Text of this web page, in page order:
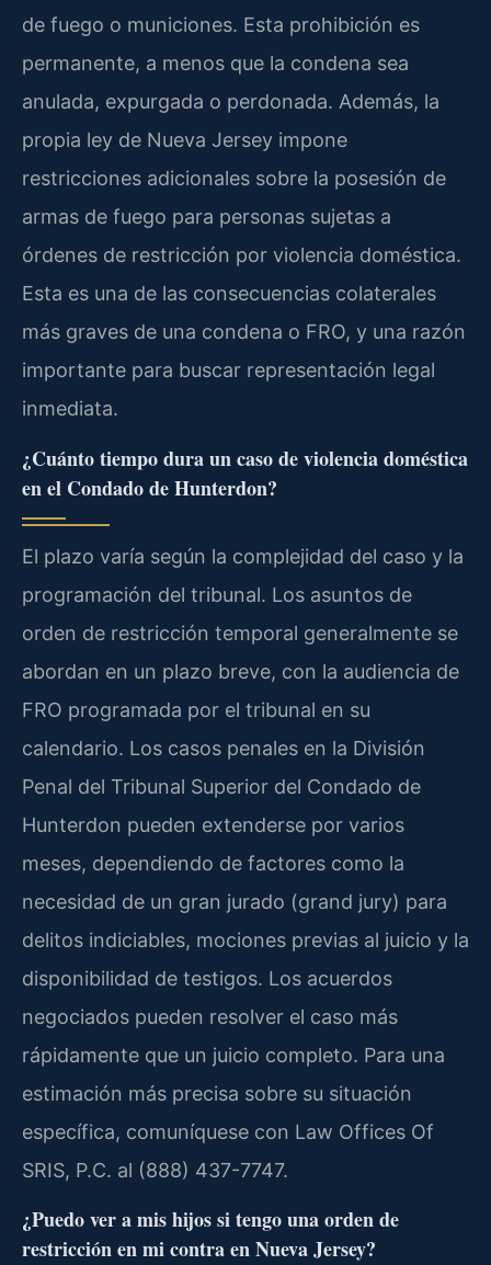
de fuego o municiones. Esta prohibición es
permanente, a menos que la condena sea
anulada, expurgada o perdonada. Además, la
propia ley de Nueva Jersey impone
restricciones adicionales sobre la posesión de
armas de fuego para personas sujetas a
órdenes de restricción por violencia doméstica.
Esta es una de las consecuencias colaterales
más graves de una condena o FRO, y una razón
importante para buscar representación legal
inmediata.
¿Cuánto tiempo dura un caso de violencia doméstica
en el Condado de Hunterdon?
El plazo varía según la complejidad del caso y la
programación del tribunal. Los asuntos de
orden de restricción temporal generalmente se
abordan en un plazo breve, con la audiencia de
FRO programada por el tribunal en su
calendario. Los casos penales en la División
Penal del Tribunal Superior del Condado de
Hunterdon pueden extenderse por varios
meses, dependiendo de factores como la
necesidad de un gran jurado (grand jury) para
delitos indiciables, mociones previas al juicio y la
disponibilidad de testigos. Los acuerdos
negociados pueden resolver el caso más
rápidamente que un juicio completo. Para una
estimación más precisa sobre su situación
específica, comuníquese con Law Offices Of
SRIS, P.C. al (888) 437-7747.
¿Puedo ver a mis hijos si tengo una orden de
restricción en mi contra en Nueva Jersey?